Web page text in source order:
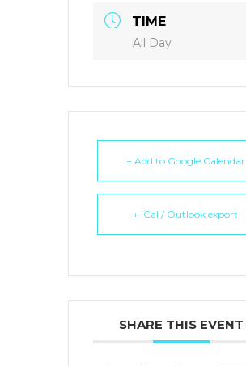
TIME
All Day
+ Add to Google Calendar
+ iCal / Outlook export
SHARE THIS EVENT